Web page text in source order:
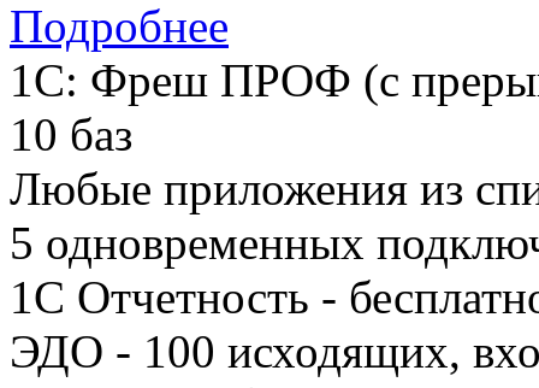
Подробнее
1С: Фреш ПРОФ (с
10 баз
Любые приложения из
5 одновременных
1С Отчетность -
ЭДО - 100 исходящих,